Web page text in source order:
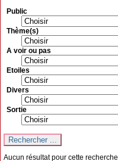
Public
Thème(s)
A voir ou pas
Etoiles
Divers
Sortie
Aucun résultat pour cette recherche